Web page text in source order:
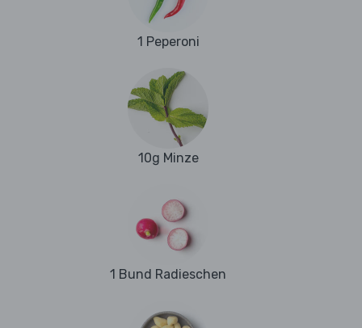
1 Peperoni
10g Minze
1 Bund Radieschen